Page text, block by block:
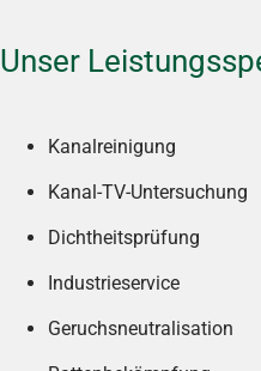
Unser
Kanalreinigung
Kanal-TV-Untersuchung
Dichtheitsprüfung
Industrieservice
Geruchsneutralisation